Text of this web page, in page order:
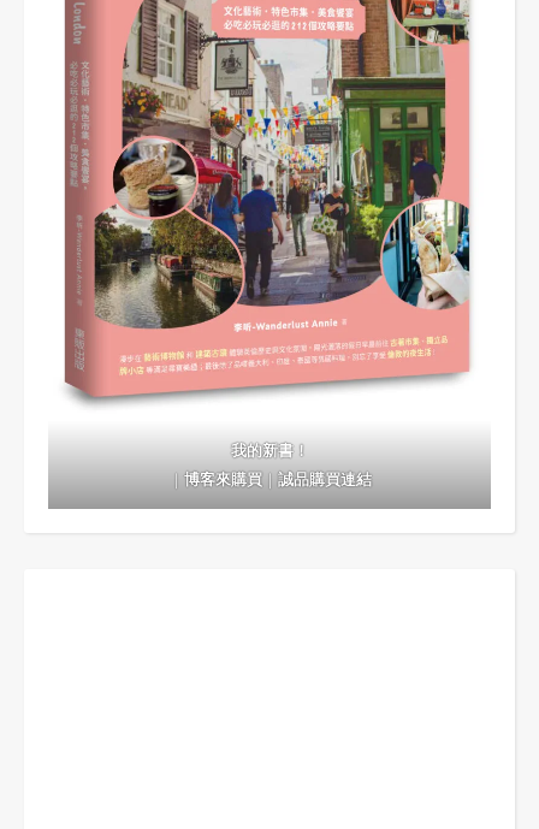
我的新書！
｜博客來購買｜誠品購買連結